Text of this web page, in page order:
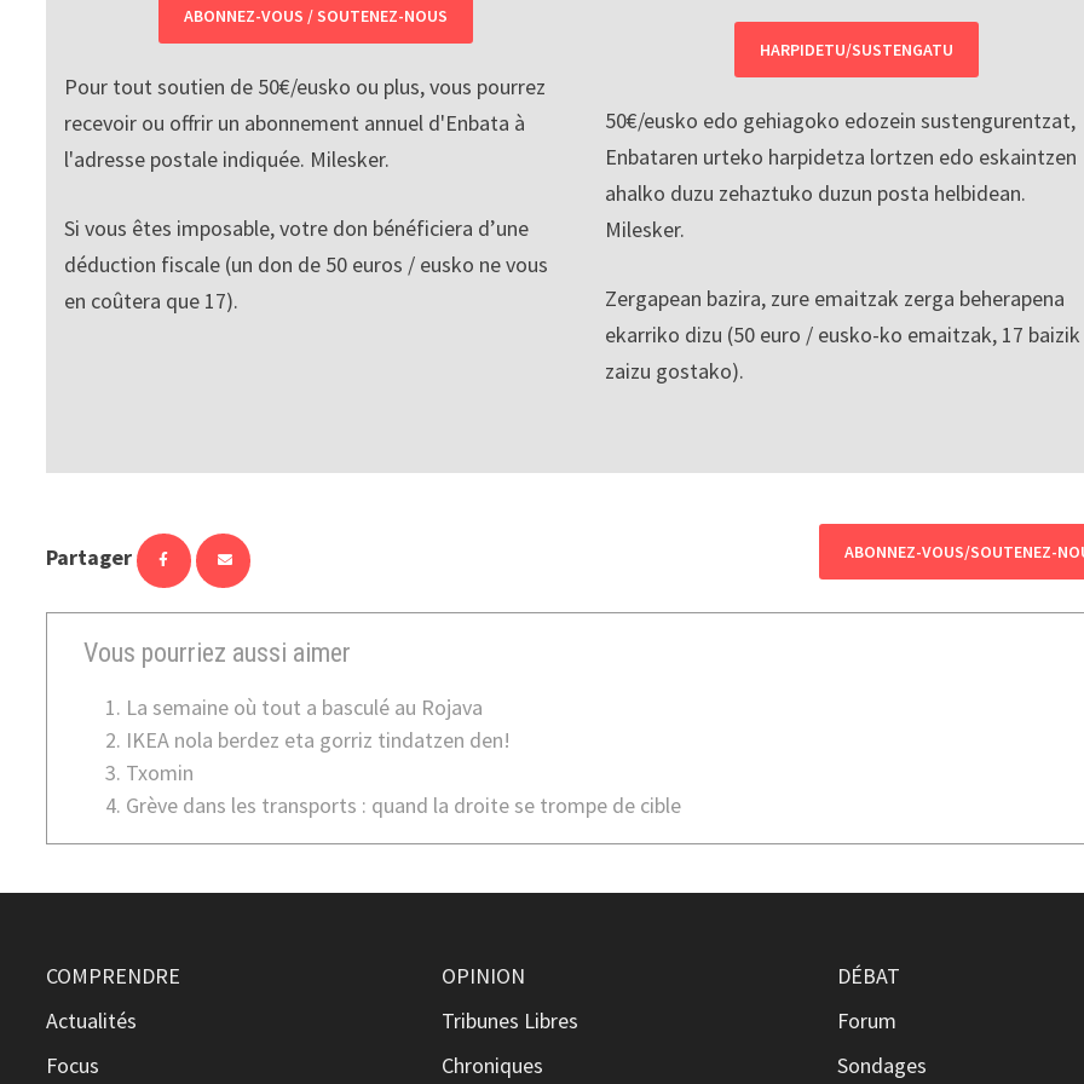
ABONNEZ-VOUS / SOUTENEZ-NOUS
Pour tout soutien de 50€/eusko ou plus, vous pourrez
recevoir ou offrir un abonnement annuel d'Enbata à
l'adresse postale indiquée. Milesker.
Si vous êtes imposable, votre don bénéficiera d’une
déduction fiscale (un don de 50 euros / eusko ne vous
en coûtera que 17).
HARPIDETU/SUSTENGATU
50€/eusko edo gehiagoko edozein sustengurentzat,
Enbataren urteko harpidetza lortzen edo eskaintzen
ahalko duzu zehaztuko duzun posta helbidean.
Milesker.
Zergapean bazira, zure emaitzak zerga beherapena
ekarriko dizu (50 euro / eusko-ko emaitzak, 17 baizik
zaizu gostako).
Partager ABONNEZ-VOUS/SOUTENEZ-
Vous pourriez aussi aimer
La semaine où tout a basculé au Rojava
IKEA nola berdez eta gorriz tindatzen den!
Txomin
Grève dans les transports : quand la droite se trompe de cible
COMPRENDRE
Actualités
Focus
OPINION
Tribunes Libres
Chroniques
DÉBAT
Forum
Sondages